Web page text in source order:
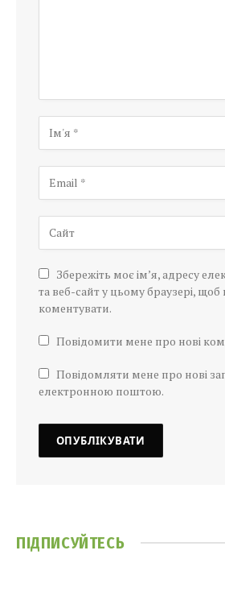
Збережіть моє ім’я, адресу
та веб-сайт у цьому браузері, щоб
коментувати.
Повідомити мене про нові
Повідомляти мене про нові
електронною поштою.
ПІДПИСУЙТЕСЬ